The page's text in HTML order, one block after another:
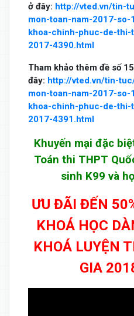
ở đây: http://vted.vn/tin-
mon-toan-nam-2017-
khoa-chinh-phuc-de-
2017-4390.html
Tham khảo thêm đề số
đây: http://vted.vn/tin-
mon-toan-nam-2017-
khoa-chinh-phuc-de-
2017-4391.html
Khuyến mại đặc
Toán thi THPT
sinh K99 và
ƯU ĐÃI ĐẾN
KHOÁ HỌC
KHOÁ LUYỆN
GIA